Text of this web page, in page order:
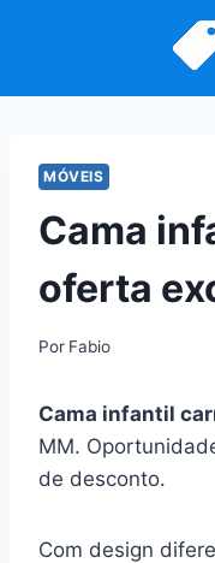
MÓVEIS
Cama
oferta
Por Fabio
Cama infantil
MM.
de desconto.
Com design